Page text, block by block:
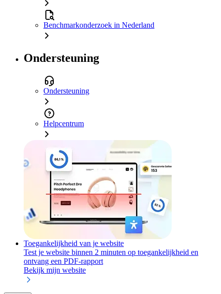
Benchmarkonderzoek in Nederland
Ondersteuning
Ondersteuning
Helpcentrum
Toegankelijkheid van je website
Test je website binnen 2 minuten op toegankelijkheid en
ontvang een PDF-rapport
Bekijk mijn website